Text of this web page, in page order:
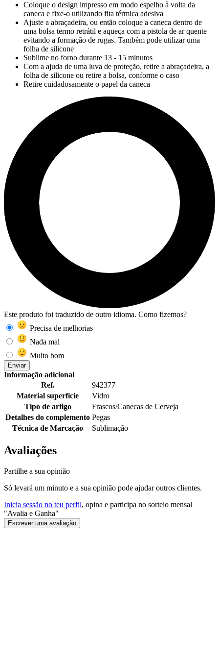
Coloque o design impresso em modo espelho à volta da
caneca e fixe-o utilizando fita térmica adesiva
Ajuste a abraçadeira, ou então coloque a caneca dentro de
uma bolsa termo retrátil e aqueça com a pistola de ar quente
evitando a formação de rugas. Também pode utilizar uma
folha de silicone
Sublime no forno durante 13 - 15 minutos
Com a ajuda de uma luva de proteção, retire a abraçadeira, a
folha de silicone ou retire a bolsa, conforme o caso
Retire cuidadosamente o papel da caneca
Este produto foi traduzido de outro idioma. Como fizemos?
Precisa de melhorias
Nada mal
Muito bom
Enviar
Informação adicional
Ref.
942377
Material superfície
Vidro
Tipo de artigo
Frascos/Canecas de Cerveja
Detalhes do complemento Pegas
Técnica de Marcação
Sublimação
Avaliações
Partilhe a sua opinião
Só levará um minuto e a sua opinião pode ajudar outros clientes.
Inicia sessão no teu perfil, opina e participa no sorteio mensal
"Avalia e Ganha"
Escrever uma avaliação